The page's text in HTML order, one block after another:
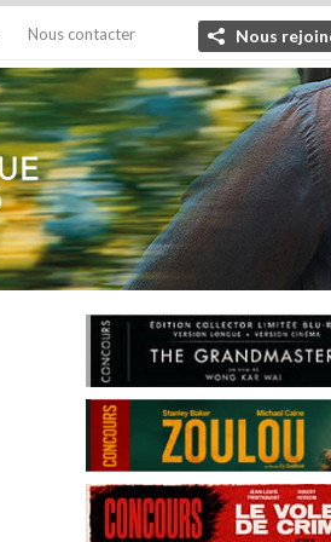
Nous contacter Nous